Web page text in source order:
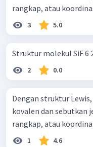
3 5.0
Struktur molekul SiF 6
2 0.0
Dengan struktur
kovalen dan sebutkan
1 4.6